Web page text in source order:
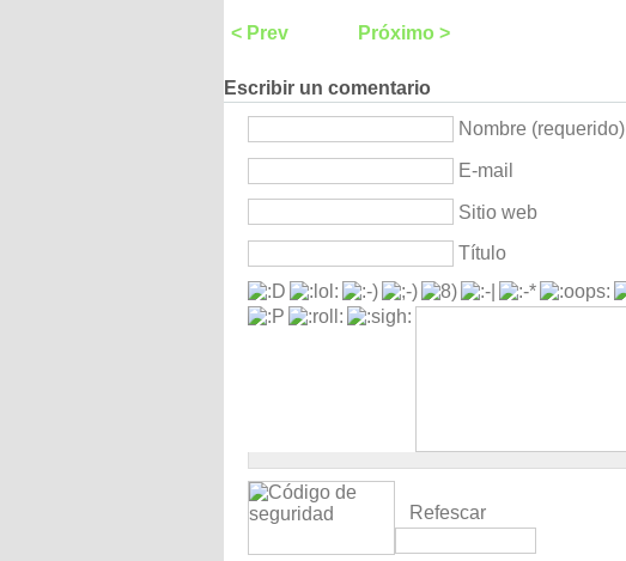
< Prev Próximo >
Escribir un comentario
Nombre (requerido)
E-mail
Sitio web
Título
Refescar